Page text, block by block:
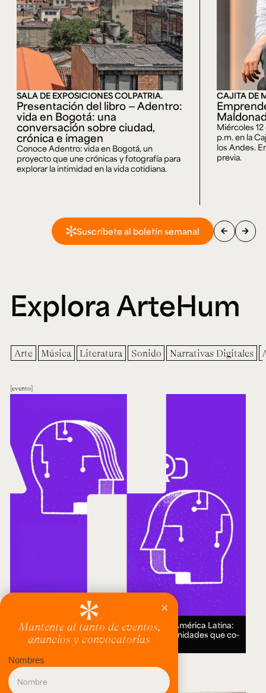
SALA DE EXPOSICIONES COLPATRIA.
Presentación del libro — Adentro:
vida en Bogotá: una
conversación sobre ciudad,
crónica e imagen
Conoce Adentro: vida en Bogotá, un
proyecto que une crónicas y fotografía para
explorar la intimidad en la vida cotidiana.
CAJITA DE
Miércoles
p.m. en la
los Andes.
previa.
Suscríbete al boletín semanal arrow_back arrow_forward
Explora ArteHum
Arte Música Literatura Sonido Narrativas Digitales
evento
Encuentro Humanidades Digitales en América Latina:
genealogías, conocimiento abierto y comunidades que co-
crean.18 AUG 2026.
evento